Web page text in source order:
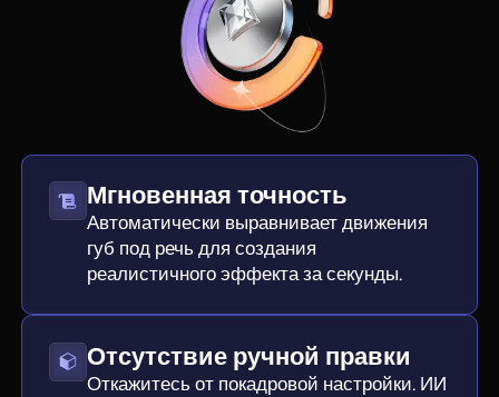
Мгновенная точность
Автоматически выравнивает движения
губ под речь для создания
реалистичного эффекта за секунды.
Отсутствие ручной правки
Откажитесь от покадровой настройки. ИИ